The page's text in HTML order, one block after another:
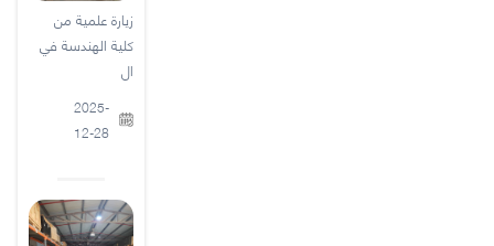
زيارة علمية من
كلية الهندسة في
ال
2025-
12-28